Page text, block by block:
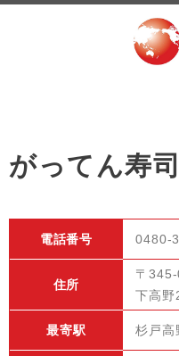
がってん寿
電話番号 0480-
住所
〒
下高
最寄駅 杉戸高